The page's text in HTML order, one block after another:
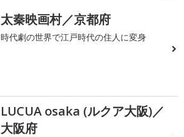
太秦映画村／京都府
時代劇の世界で江戸時代の住人に変身
LUCUA osaka (ルクア大阪)／
大阪府